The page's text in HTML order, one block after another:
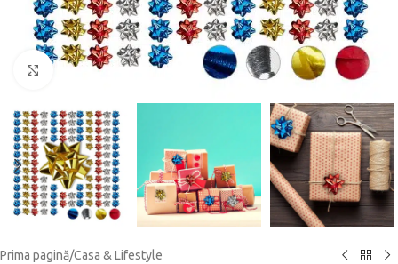
Click to enlarge
Prima pagină/Casa & Lifestyle